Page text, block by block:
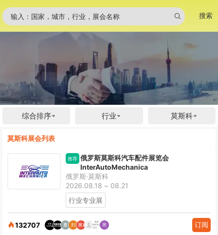
输入：国家，城市，行业，展会名称 搜索
综合排序 行业 莫斯科
莫斯科展会列表
推荐 俄罗斯莫斯科汽车配件展览会
InterAutoMechanica
俄罗斯·莫斯科
2026.08.18 ~ 08.21
行业专业展
132707 订阅